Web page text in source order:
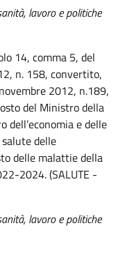
anità, lavoro e politiche
14, comma 5, del
n. 158, convertito,
2012, n.189,
del Ministro della
dell’economia e delle
delle
delle malattie della
2024. (SALUTE -
lavoro e politiche